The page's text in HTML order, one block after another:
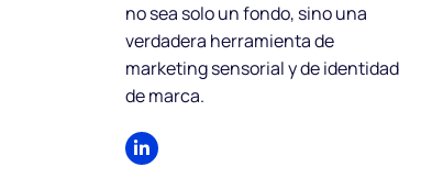
no sea solo un fondo, sino una
verdadera herramienta de
marketing sensorial y de identidad
de marca.